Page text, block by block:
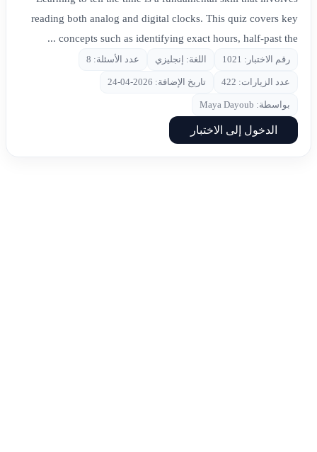
reading both analog and digital clocks. This quiz covers key
concepts such as identifying exact hours, half-past the ...
رقم الاختبار: 1021 اللغة: إنجليزي عدد الأسئلة: 8
عدد الزيارات: 422 تاريخ الإضافة: 2026-04-24
بواسطة: Maya Dayoub
الدخول إلى الاختبار